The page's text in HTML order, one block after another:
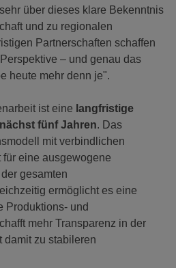
über dieses klare Bekenntnis
und zu regionalen
Partnerschaften schaffen
– und genau das
heute mehr denn je".
ist eine langfristige
fünf Jahren. Das
mit verbindlichen
eine ausgewogene
gesamten
ermöglicht es eine
Produktions- und
mehr Transparenz in der
damit zu stabileren